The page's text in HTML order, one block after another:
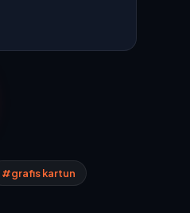
#grafis kartun